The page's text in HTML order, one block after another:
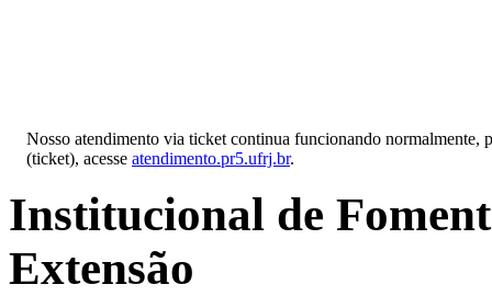
Nosso atendimento via ticket continua funcionando normalmente,
(ticket), acesse atendimento.pr5.ufrj.br.
Institucional de
Extensão